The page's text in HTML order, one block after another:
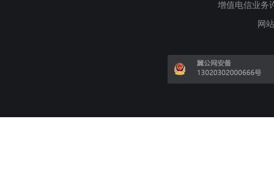
增值电信业务
网